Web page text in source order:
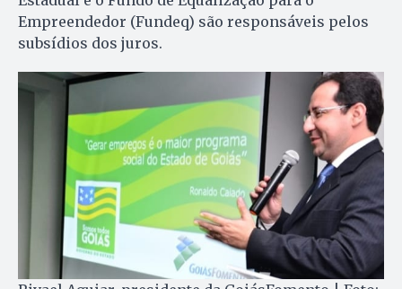
Empreendedor (Fundeq) são responsáveis pelos
subsídios dos juros.